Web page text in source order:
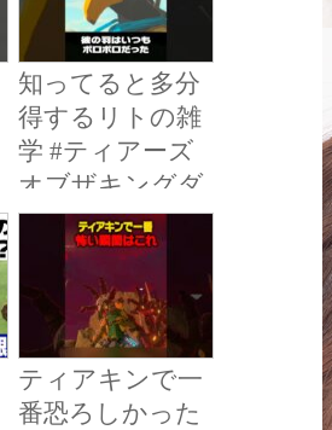
築】
知ってると多分
得するリトの雑
学 #ティアーズ
オブザキングダ
ム #ブレスオブ
ザワイルド
ティアキンで一
番恐ろしかった